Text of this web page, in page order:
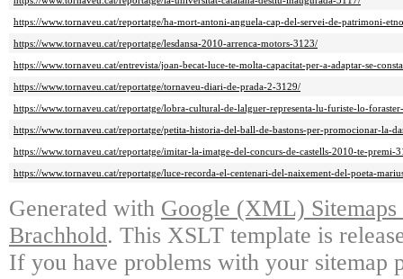
https://www.tornaveu.cat/reportatge/ha-mort-antoni-anguela-cap-del-servei-de-patrimoni-
https://www.tornaveu.cat/reportatge/lesdansa-2010-arrenca-motors-3123/
https://www.tornaveu.cat/entrevista/joan-becat-luce-te-molta-capacitat-per-a-adaptar-se-
https://www.tornaveu.cat/reportatge/tornaveu-diari-de-prada-2-3129/
https://www.tornaveu.cat/reportatge/lobra-cultural-de-lalguer-representa-lu-furiste-lo-
https://www.tornaveu.cat/reportatge/petita-historia-del-ball-de-bastons-per-promocionar-la-
https://www.tornaveu.cat/reportatge/imitar-la-imatge-del-concurs-de-castells-2010-te-premi-
https://www.tornaveu.cat/reportatge/luce-recorda-el-centenari-del-naixement-del-poeta-
Generated with Google (XML)
Brachhold. This XSLT template is
If you have problems with your sitemap